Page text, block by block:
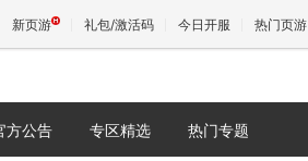
新页游 礼包/激活码 今日开服 热门页游
方公告 专区精选 热门专题